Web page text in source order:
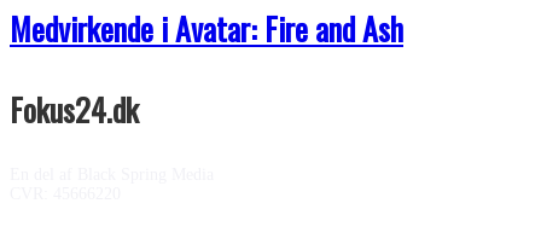
Medvirkende i Avatar: Fire and Ash
Fokus24.dk